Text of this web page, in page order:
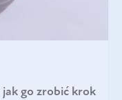
jak go zrobić krok